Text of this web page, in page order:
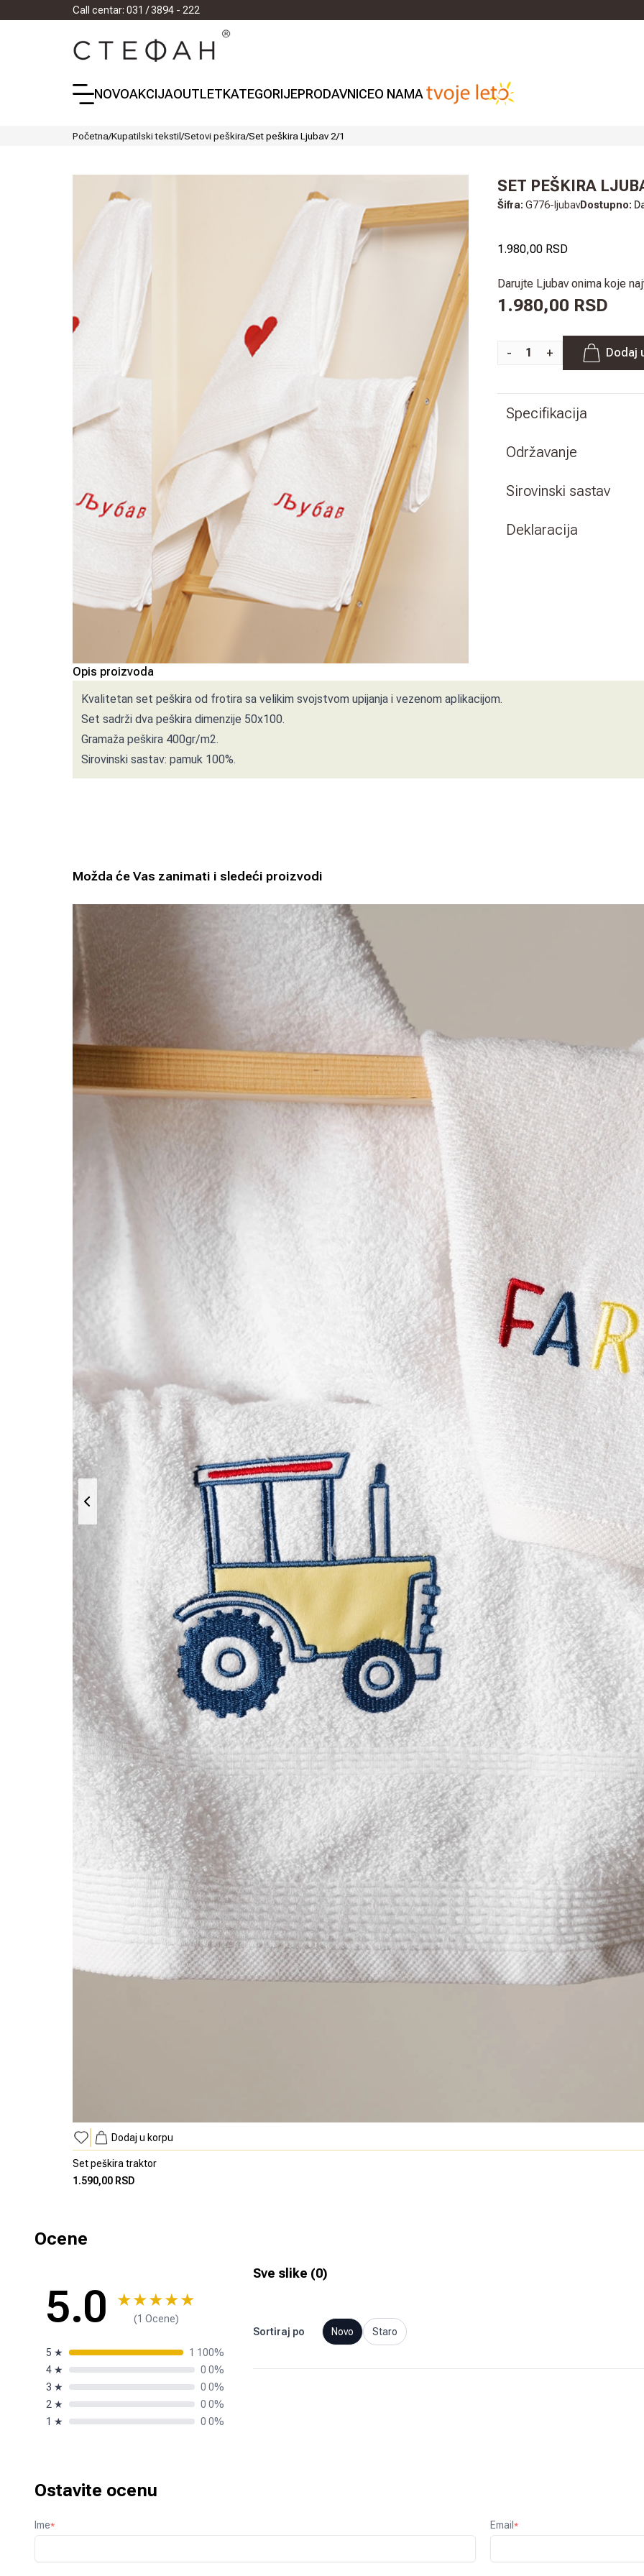
Call centar: 031 / 3894 - 222
NOVOAKCIJAOUTLETKATEGORIJEPRODAVNICEO NAMA
Početna/Kupatilski tekstil/Setovi peškira/Set peškira Ljubav 2/1
SET PEŠKIRA
Šifra: G776-ljubavDostupno:
1.980,00 RSD
Darujte Ljubav onima koje
1.980,00 RSD
- + Dodaj
Specifikacija
Održavanje
Sirovinski sastav
Deklaracija
Opis proizvoda
Kvalitetan set peškira od frotira sa velikim svojstvom upijanja i vezenom aplikacijom.
Set sadrži dva peškira dimenzije 50x100.
Gramaža peškira 400gr/m2.
Sirovinski sastav: pamuk 100%.
Možda će Vas zanimati i sledeći proizvodi
Dodaj u korpu
Set peškira traktor
1.590,00 RSD
Ocene
5.0 ★★★★★
(1 Ocene)
5 ★
1 100%
4 ★
0 0%
3 ★
0 0%
2 ★
0 0%
1 ★ 0 0%
Sve slike (0)
Sortiraj po Novo Staro
Ostavite ocenu
Ime* Email *